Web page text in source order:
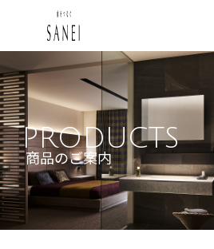
PRODUCTS
商品のご案内